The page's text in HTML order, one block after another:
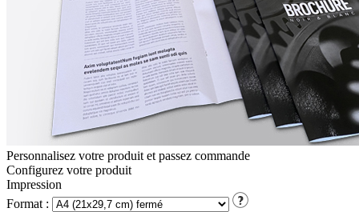
Personnalisez votre produit et passez commande
Configurez votre produit
Impression
Format :